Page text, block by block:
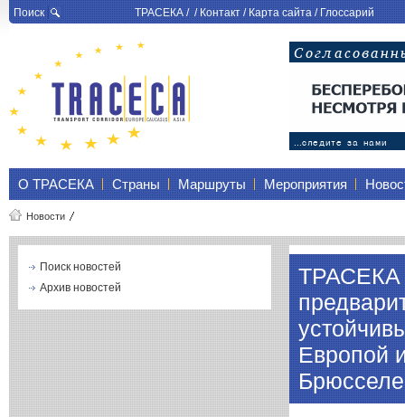
Поиск ТРАСЕКА/ /Контакт/Карта сайта/Глоссарий
О ТРАСЕКА Страны Маршруты Мероприятия
Новости
Поиск новостей
Архив новостей
ТРАСЕКА
Европой
Брюсселе